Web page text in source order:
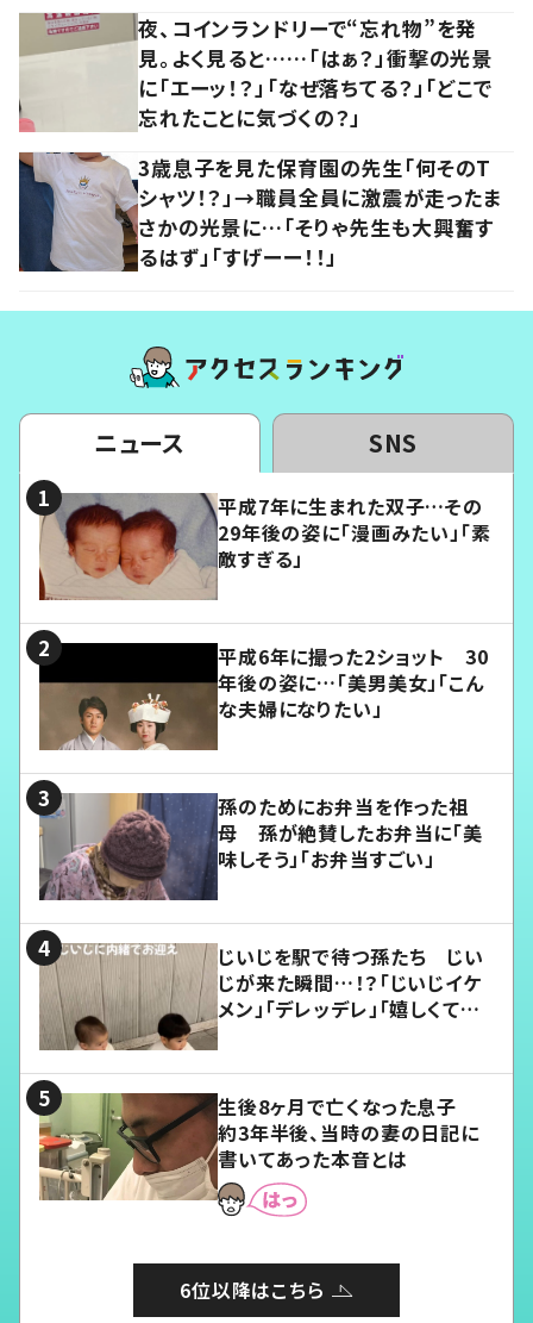
夜、コインランドリーで“忘れ物”を発
見。よく見ると……「はぁ？」衝撃の光景
に「エーッ！？」「なぜ落ちてる？」「どこで
忘れたことに気づくの？」
3歳息子を見た保育園の先生「何そのT
シャツ！？」→職員全員に激震が走ったま
さかの光景に…「そりゃ先生も大興奮す
るはず」「すげーー！！」
ニュース SNS
平成7年に生まれた双子…その
29年後の姿に「漫画みたい」「素
敵すぎる」
平成6年に撮った2ショット 30
年後の姿に…「美男美女」「こん
な夫婦になりたい」
孫のためにお弁当を作った祖
母 孫が絶賛したお弁当に「美
味しそう」「お弁当すごい」
じいじを駅で待つ孫たち じい
じが来た瞬間…！？「じいじイケ
メン」「デレッデレ」「嬉しくて可
生後8ヶ月で亡くなった息子
約3年半後、当時の妻の日記に
書いてあった本音とは
6位以降はこちら